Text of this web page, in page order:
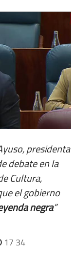
presidenta
debate en la
Cultura,
el gobierno
negra”
17 34